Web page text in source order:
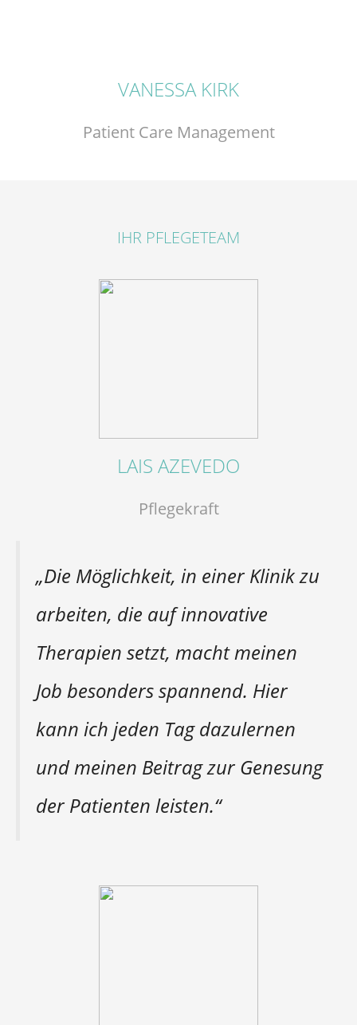
VANESSA KIRK
Patient Care Management
IHR PFLEGETEAM
LAIS AZEVEDO
Pflegekraft
„Die Möglichkeit, in einer Klinik zu
arbeiten, die auf innovative
Therapien setzt, macht meinen
Job besonders spannend. Hier
kann ich jeden Tag dazulernen
und meinen Beitrag zur Genesung
der Patienten leisten.“